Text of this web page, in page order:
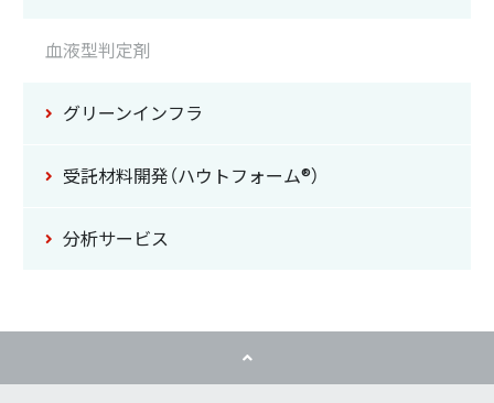
血液型判定剤
グリーンインフラ
受託材料開発（ハウトフォーム®）
分析サービス